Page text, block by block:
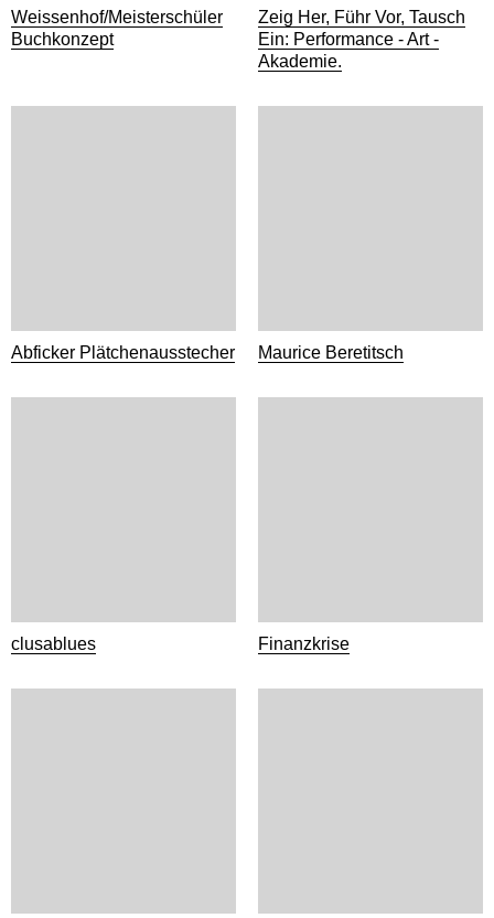
Weissenhof/Meisterschüler
Buchkonzept
Zeig Her, Führ Vor, Tausch
Ein: Performance - Art -
Akademie.
Abficker Plätchenausstecher Maurice Beretitsch
clusablues Finanzkrise